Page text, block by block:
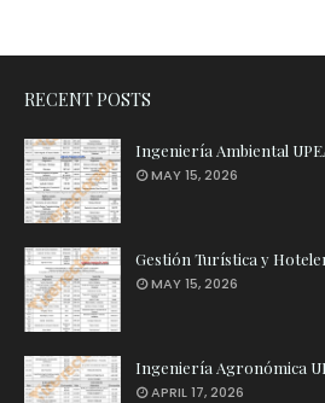
RECENT POSTS
Ingeniería Ambiental
MAY 15, 2026
Gestión Turística y
MAY 15, 2026
Ingeniería Agronómica
APRIL 17, 2026